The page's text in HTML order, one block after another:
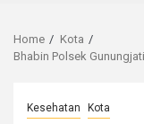
Home
Kota
Bhabin Polsek
Kesehatan Kota